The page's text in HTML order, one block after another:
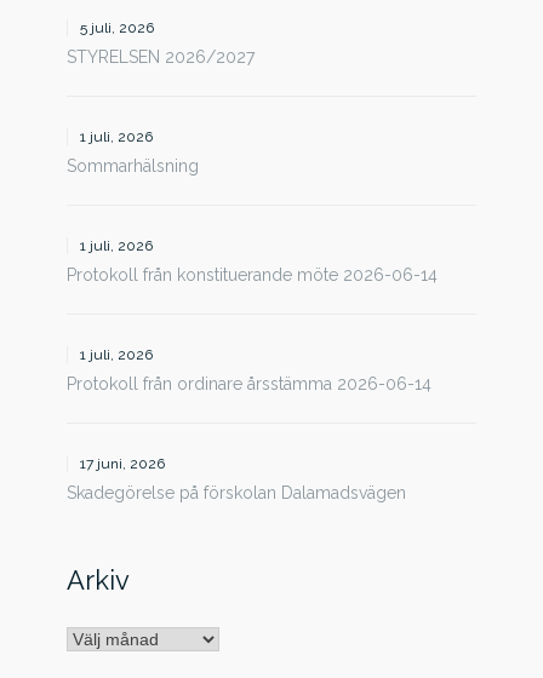
5 juli, 2026
STYRELSEN 2026/2027
1 juli, 2026
Sommarhälsning
1 juli, 2026
Protokoll från konstituerande möte 2026-06-14
1 juli, 2026
Protokoll från ordinare årsstämma 2026-06-14
17 juni, 2026
Skadegörelse på förskolan Dalamadsvägen
Arkiv
Arkiv